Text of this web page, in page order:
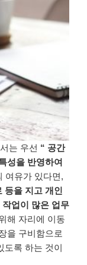
는 우선 “ 공간
성을 반영하여
여유가 있다면,
등을 지고 개인
업이 많은 업무
해 자리에 이동
을 구비함으로
록 하는 것이